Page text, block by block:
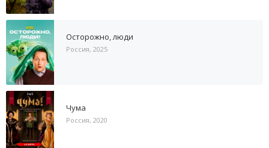
Осторожно, люди
Россия, 2025
Чума
Россия, 2020